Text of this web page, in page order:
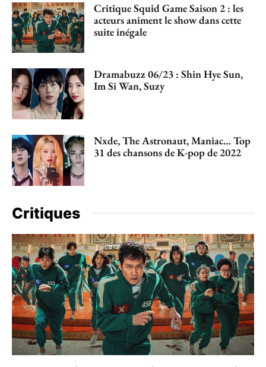
Critique Squid Game Saison 2 : les
acteurs animent le show dans cette
suite inégale
Dramabuzz 06/23 : Shin Hye Sun,
Im Si Wan, Suzy
Nxde, The Astronaut, Maniac… Top
31 des chansons de K-pop de 2022
Critiques